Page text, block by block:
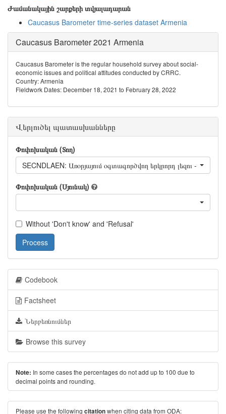
Ժամանակային շարքերի տվյալադարան
Caucasus Barometer time-series dataset Armenia
Caucasus Barometer 2021 Armenia
Caucasus Barometer is the regular household survey about social-
economic issues and political attitudes conducted by CRRC.
Country: Armenia
Fieldwork Dates: December 18, 2021 to February 28, 2022
Վերլուծել պատասխանները
Փոփոխական (Տող)
SECNDLAEN: Առօրյայում օգտագործվող երկրորդ լեզու -անգլերեն
Փոփոխական (Սյունակ)
Without 'Don't know' and 'Refusal'
Process
Codebook
Factsheet
Ներբեռնումներ
Browse this survey
Note: In some cases the percentages do not add up to 100 due to
decimal points and rounding.
Please use the following citationwhen citing data from ODA: